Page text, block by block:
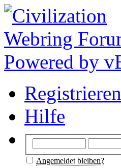
Registrieren
Hilfe
Angemeldet bleiben?